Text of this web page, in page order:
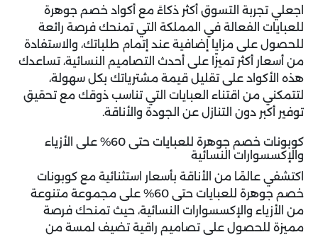
اجعلي تجربة التسوق أكثر ذكاءً مع أكواد خصم جوهرة
للعبايات الفعالة في المملكة التي تمنحك فرصة رائعة
للحصول على مزايا إضافية عند إتمام طلباتك، والاستفادة
من أسعار أكثر تميزًا على أحدث التصاميم النسائية، تساعدك
هذه الأكواد على تقليل قيمة مشترياتك بكل سهولة،
لتتمكني من اقتناء العبايات التي تناسب ذوقك مع تحقيق
توفير أكبر دون التنازل عن الجودة والأناقة.
كوبونات خصم جوهرة للعبايات حتى 60% على الأزياء
والإكسسوارات النسائية
اكتشفي عالمًا من الأناقة بأسعار استثنائية مع كوبونات
خصم جوهرة للعبايات
حتى 60% على مجموعة متنوعة
من الأزياء والإكسسوارات النسائية، حيث تمنحك فرصة
مميزة للحصول على تصاميم راقية تضيف لمسة من